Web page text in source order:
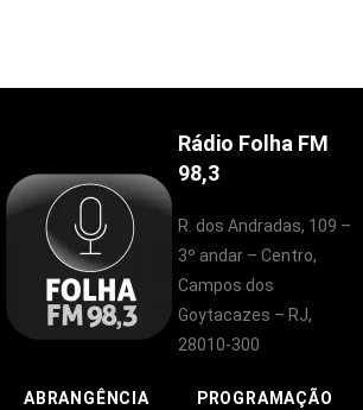
Rádio Folha FM
98,3
R. dos Andradas, 109 –
3º andar – Centro,
Campos dos
Goytacazes – RJ,
28010-300
ABRANGÊNCIA PROGRAMAÇÃO